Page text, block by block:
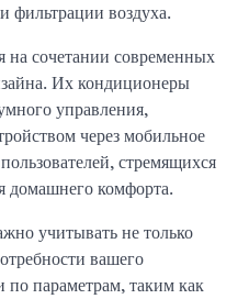
воздуха.
на сочетании современных
Их кондиционеры
управления,
через мобильное
стремящихся
домашнего комфорта.
учитывать не только
вашего
параметрам, таким как